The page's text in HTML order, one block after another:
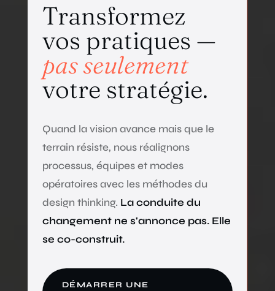
Transformez
vos pratiques —
pas seulement
votre stratégie.
Quand la vision avance mais que le
terrain résiste, nous réalignons
processus, équipes et modes
opératoires avec les méthodes du
design thinking. La conduite du
changement ne s'annonce pas. Elle
se co-construit.
DÉMARRER UNE